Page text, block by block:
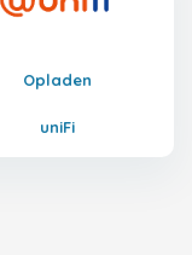
Opladen
uniFi